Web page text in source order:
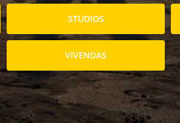
STUDIOS
VIVENDAS